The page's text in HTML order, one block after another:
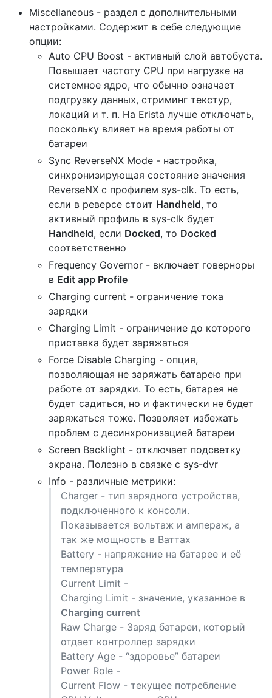
Miscellaneous - раздел с дополнительными
настройками. Содержит в себе следующие
опции:
Auto CPU Boost - активный слой автобуста.
Повышает частоту CPU при нагрузке на
системное ядро, что обычно означает
подгрузку данных, стриминг текстур,
локаций и т. п. На Erista лучше отключать,
поскольку влияет на время работы от
батареи
Sync ReverseNX Mode - настройка,
синхронизирующая состояние значения
ReverseNX с профилем sys-clk. То есть,
если в реверсе стоит Handheld, то
активный профиль в sys-clk будет
Handheld, если Docked, то Docked
соответственно
Frequency Governor - включает говерноры
в Edit app Profile
Charging current - ограничение тока
зарядки
Charging Limit - ограничение до которого
приставка будет заряжаться
Force Disable Charging - опция,
позволяющая не заряжать батарею при
работе от зарядки. То есть, батарея не
будет садиться, но и фактически не будет
заряжаться тоже. Позволяет избежать
проблем с десинхронизацией батареи
Screen Backlight - отключает подсветку
экрана. Полезно в связке с sys-dvr
Info - различные метрики:
Charger - тип зарядного устройства,
подключенного к консоли.
Показывается вольтаж и ампераж, а
так же мощность в Ваттах
Battery - напряжение на батарее и её
температура
Current Limit -
Charging Limit - значение, указанное в
Charging current
Raw Charge - Заряд батареи, который
отдает контроллер зарядки
Battery Age - “здоровье” батареи
Power Role -
Current Flow - текущее потребление